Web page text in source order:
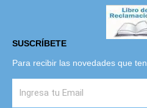
SUSCRÍBETE
Para recibir las novedades que